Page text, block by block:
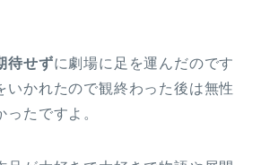
待せずに劇場に足を運んだのです
いかれたので観終わった後は無性
たですよ。